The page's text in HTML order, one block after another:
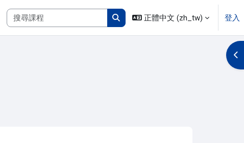
搜尋課程
搜尋課程
正體中文 ‎(zh_tw)‎ 登入
開